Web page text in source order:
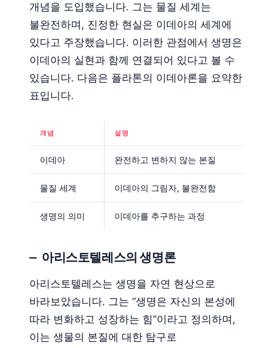
개념을 도입했습니다. 그는 물질 세계는
불완전하며, 진정한 현실은 이데아의 세계에
있다고 주장했습니다. 이러한 관점에서 생명은
이데아의 실현과 함께 연결되어 있다고 볼 수
있습니다. 다음은 플라톤의 이데아론을 요약한
표입니다.
개념 설명
이데아 완전하고 변하지 않는 본질
물질 세계 이데아의 그림자, 불완전함
생명의 의미 이데아를 추구하는 과정
아리스토텔레스의 생명론
아리스토텔레스는 생명을 자연 현상으로
바라보았습니다. 그는 “생명은 자신의 본성에
따라 변화하고 성장하는 힘”이라고 정의하며,
이는 생물의 본질에 대한 탐구로